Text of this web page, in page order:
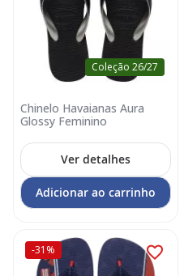
Coleção 26/27
Chinelo Havaianas Aura
Glossy Feminino
Ver detalhes
Adicionar ao carrinho
-31%